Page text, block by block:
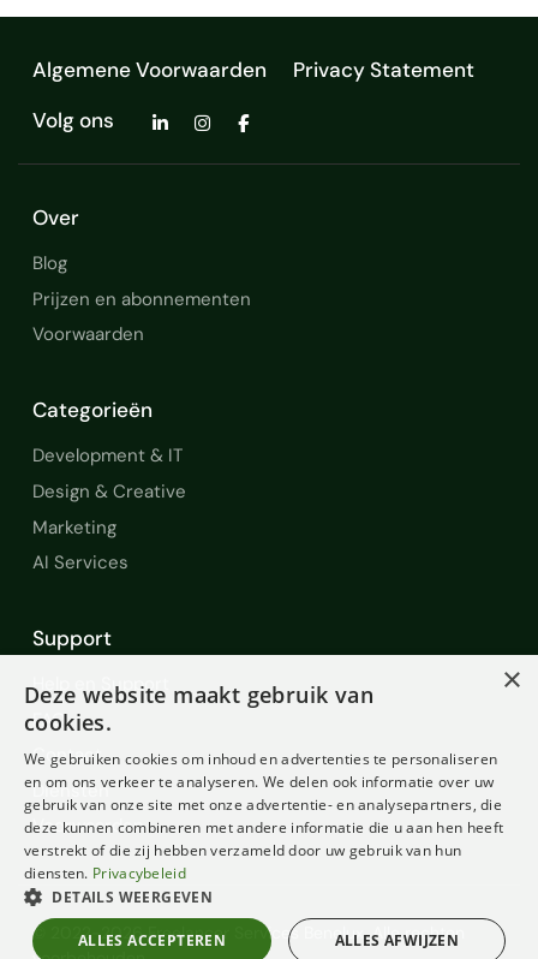
Algemene Voorwaarden
Privacy Statement
Volg ons
Over
Blog
Prijzen en abonnementen
Voorwaarden
Categorieën
Development & IT
Design & Creative
Marketing
AI Services
Support
Help en Support
FAQ
Contact
Diensten
Voorwaarden
© 2022-2026 Freelancer Services Benelux. Alle rechten
×
Deze website maakt gebruik van
cookies.
We gebruiken cookies om inhoud en advertenties te personaliseren
en om ons verkeer te analyseren. We delen ook informatie over uw
gebruik van onze site met onze advertentie- en analysepartners, die
deze kunnen combineren met andere informatie die u aan hen heeft
verstrekt of die zij hebben verzameld door uw gebruik van hun
diensten. Privacybeleid
DETAILS WEERGEVEN
ALLES ACCEPTEREN ALLES AFWIJZEN